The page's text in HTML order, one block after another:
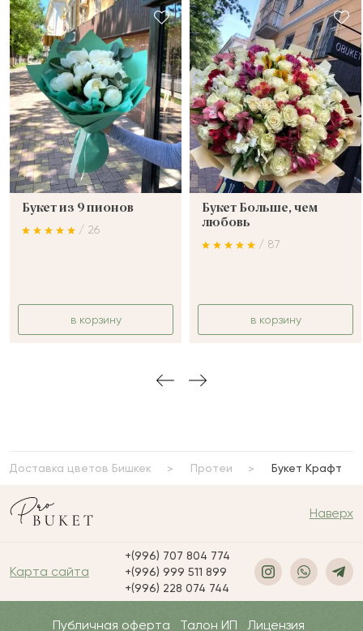
Букет из 9 пионов
/ 26
в корзину
Букет Больше, чем
любовь
/ 87
в корзину
Доставка цветов Бишкек Протеи Букет Крафт
Наверх
Карта сайта
+(996) 707 804 774
+(996) 999 511 899
+(996) 228 074 744
Публичная оферта Талон ИП Лицензия